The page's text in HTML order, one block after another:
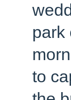
park
to